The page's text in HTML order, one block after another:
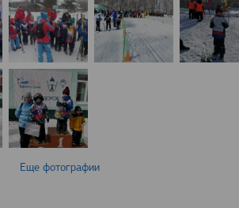
Еще фотографии